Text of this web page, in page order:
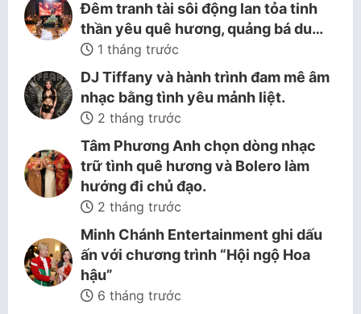
Đêm tranh tài sôi động lan tỏa tinh
thần yêu quê hương, quảng bá du…
1 tháng trước
DJ Tiffany và hành trình đam mê âm
nhạc bằng tình yêu mảnh liệt.
2 tháng trước
Tâm Phương Anh chọn dòng nhạc
trữ tình quê hương và Bolero làm
hướng đi chủ đạo.
2 tháng trước
Minh Chánh Entertainment ghi dấu
ấn với chương trình “Hội ngộ Hoa
hậu”
6 tháng trước